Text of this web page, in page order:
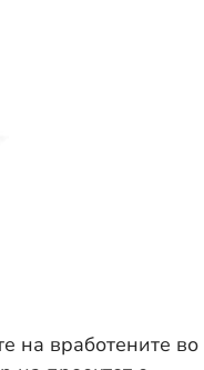
на вработените во